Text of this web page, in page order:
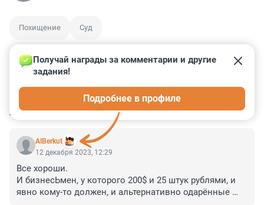
Похищение Суд
КОММЕНТАРИИ 5
AlBerkut
Получай награды за комментарии и другие
задания!
Подробнее в профиле
12 декабря 2023, 12:29
Все хороши.
И бизнесЬмен, у которого 200$ и 25 штук рублями, и
явно кому-то должен, и альтернативно одарённые